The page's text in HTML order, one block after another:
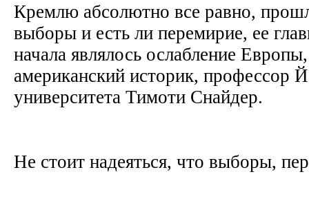
Кремлю абсолютно все равно,
выборы и есть ли перемирие, ее
начала являлось ослабление
американский историк, профессор
университета Тимоти Снайдер.
Не стоит надеяться, что выборы,